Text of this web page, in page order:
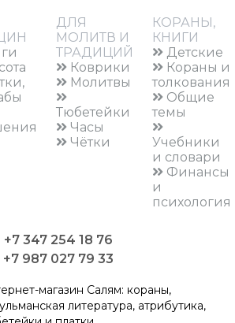
ДЛЯ
МОЛИТВ И
ТРАДИЦИЙ
Коврики
Молитвы
Тюбетейки
Часы
Чётки
КОРАНЫ,
КНИГИ
Детские
Кораны и
толкования
Общие
темы
Учебники
и словари
Финансы
и
психология
+7 347 254 18 76
+7 987 027 79 33
магазин Салям: кораны,
литература, атрибутика,